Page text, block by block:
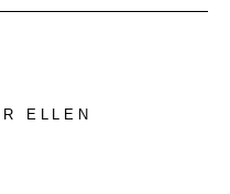
ELLEN